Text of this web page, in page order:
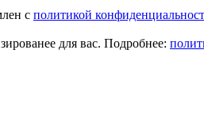
с политикой
для вас. Подробнее: